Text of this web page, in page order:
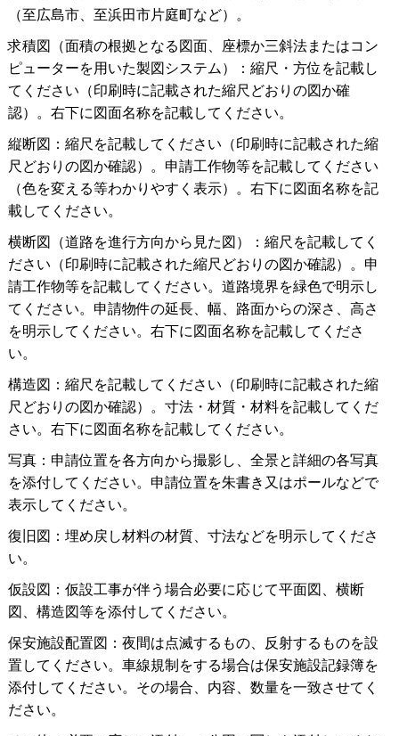
（至広島市、至浜田市片庭町など）。
求積図（面積の根拠となる図面、座標か三斜法またはコン
ピューターを用いた製図システム）：縮尺・方位を記載し
てください（印刷時に記載された縮尺どおりの図か確
認）。右下に図面名称を記載してください。
縦断図：縮尺を記載してください（印刷時に記載された縮
尺どおりの図か確認）。申請工作物等を記載してください
（色を変える等わかりやすく表示）。右下に図面名称を記
載してください。
横断図（道路を進行方向から見た図）：縮尺を記載してく
ださい（印刷時に記載された縮尺どおりの図か確認）。申
請工作物等を記載してください。道路境界を緑色で明示し
てください。申請物件の延長、幅、路面からの深さ、高さ
を明示してください。右下に図面名称を記載してくださ
い。
構造図：縮尺を記載してください（印刷時に記載された縮
尺どおりの図か確認）。寸法・材質・材料を記載してくだ
さい。右下に図面名称を記載してください。
写真：申請位置を各方向から撮影し、全景と詳細の各写真
を添付してください。申請位置を朱書き又はポールなどで
表示してください。
復旧図：埋め戻し材料の材質、寸法などを明示してくださ
い。
仮設図：仮設工事が伴う場合必要に応じて平面図、横断
図、構造図等を添付してください。
保安施設配置図：夜間は点滅するもの、反射するものを設
置してください。車線規制をする場合は保安施設記録簿を
添付してください。その場合、内容、数量を一致させてく
ださい。